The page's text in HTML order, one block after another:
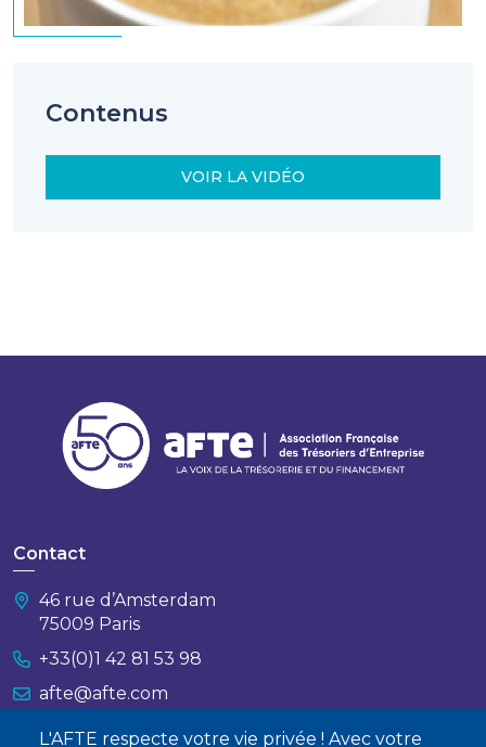
L'AFTE respecte votre vie privée ! Avec votre
Contenus
VOIR LA VIDÉO
Contact
46 rue d’Amsterdam
75009 Paris
+33(0)1 42 81 53 98
afte@afte.com
Nous contacter